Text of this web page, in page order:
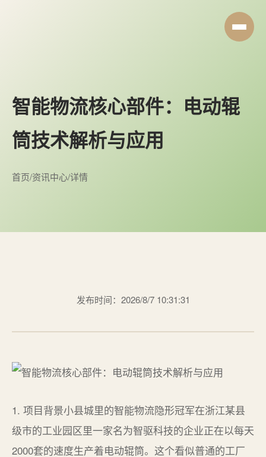
智能物流核心部件：电动辊
筒技术解析与应用
首页/资讯中心/详情
发布时间：2026/8/7 10:31:31
1. 项目背景小县城里的智能物流隐形冠军在浙江某县
级市的工业园区里一家名为智驱科技的企业正在以每天
2000套的速度生产着电动辊筒。这个看似普通的工厂